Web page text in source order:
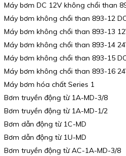
Máy bơm DC 12V không chổi than
Máy bơm không chổi than 893-12
Máy bơm không chổi than 893-13
Máy bơm không chổi than 893-14
Máy bơm không chổi than 893-15
Máy bơm không chổi than 893-16
Máy bơm hóa chất Series 1
Bơm truyền động từ 1A-MD-3/8
Bơm truyền động từ 1A-MD-1/2
Bơm dẫn động từ 1C-MD
Bơm dẫn động từ 1U-MD
Bơm truyền động từ AC-1A-MD-3/8